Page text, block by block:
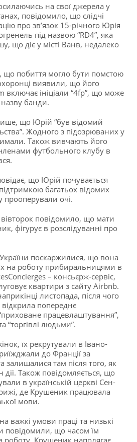
на свої джерела у
повідомило, що слідчі
про зв’язок 15-річного Юрія
під назвою “RD4”, яка
що діє у місті Ванв, недалеко
що побиття могло бути помстою
виявили, що його
включає ініціали “4fp”, що може
банди.
що Юрій “був відомий
Жодного з підозрюваних у
Також вивчають його
футбольного клубу в
що Юрій почувається
багатьох відомих
прооперували очі.
повідомило, що мати
фігурує в розслідуванні про
поскаржилися, що вона
на роботу прибиральницями в
– консьєрж-сервіс,
квартири з сайту Airbnb.
листопада, після чого
попереднє
працевлаштування”,
“торгівлі людьми”.
їх рекрутували в Івано-
до Франції за
залишалися там після того, як
дії. Також повідомляється, що
в українській церкві Сен-
де Крушеник працювала
мови.
важкі умови праці та низькі
повідомили, що часом їм
роботу. Крушеник наполягає,